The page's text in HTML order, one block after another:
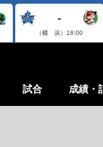
-
（横 浜） 18:00
試合 成績・